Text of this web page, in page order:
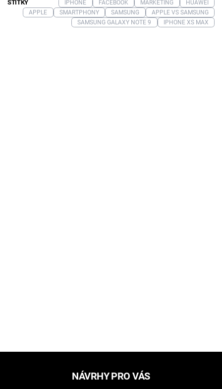
ŠTÍTKY IPHONE FACEBOOK MARKETING
HUAWEI
APPLE
SMARTPHONY SAMSUNG
APPLE VS SAMSUNG
SAMSUNG GALAXY NOTE 9
IPHONE XS MAX
NÁVRHY PRO VÁS